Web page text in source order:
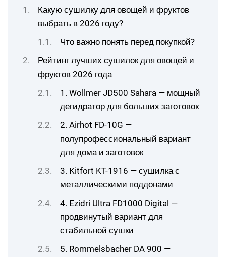
Какую сушилку для овощей и фруктов
выбрать в 2026 году?
Что важно понять перед покупкой?
Рейтинг лучших сушилок для овощей и
фруктов 2026 года
1. Wollmer JD500 Sahara — мощный
дегидратор для больших заготовок
2. Airhot FD-10G —
полупрофессиональный вариант
для дома и заготовок
3. Kitfort KT-1916 — сушилка с
металлическими поддонами
4. Ezidri Ultra FD1000 Digital —
продвинутый вариант для
стабильной сушки
5. Rommelsbacher DA 900 —